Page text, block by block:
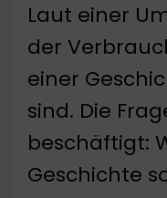
Laut einer
der
einer
sind. Die
beschäftigt:
Geschichte